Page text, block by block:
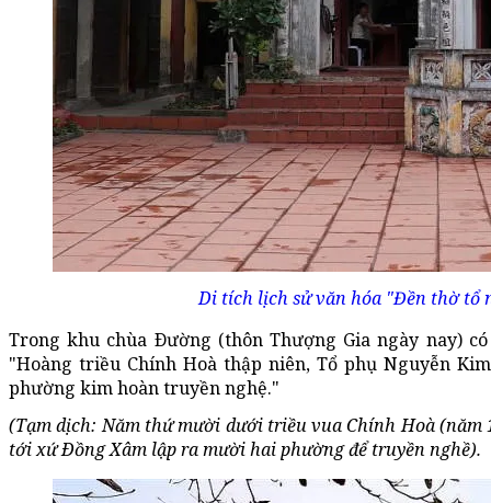
Di tích lịch sử văn hóa "Đền thờ tổ
Trong khu chùa Ðường (thôn Thượng Gia ngày nay)
"Hoàng triều Chính Hoà thập niên, Tổ phụ Nguyễn
phường kim hoàn truyền nghệ."
(Tạm dịch: Năm thứ mười dưới triều vua Chính Hoà (năm
tới xứ Ðồng Xâm lập ra mười hai phường để truyền nghề).